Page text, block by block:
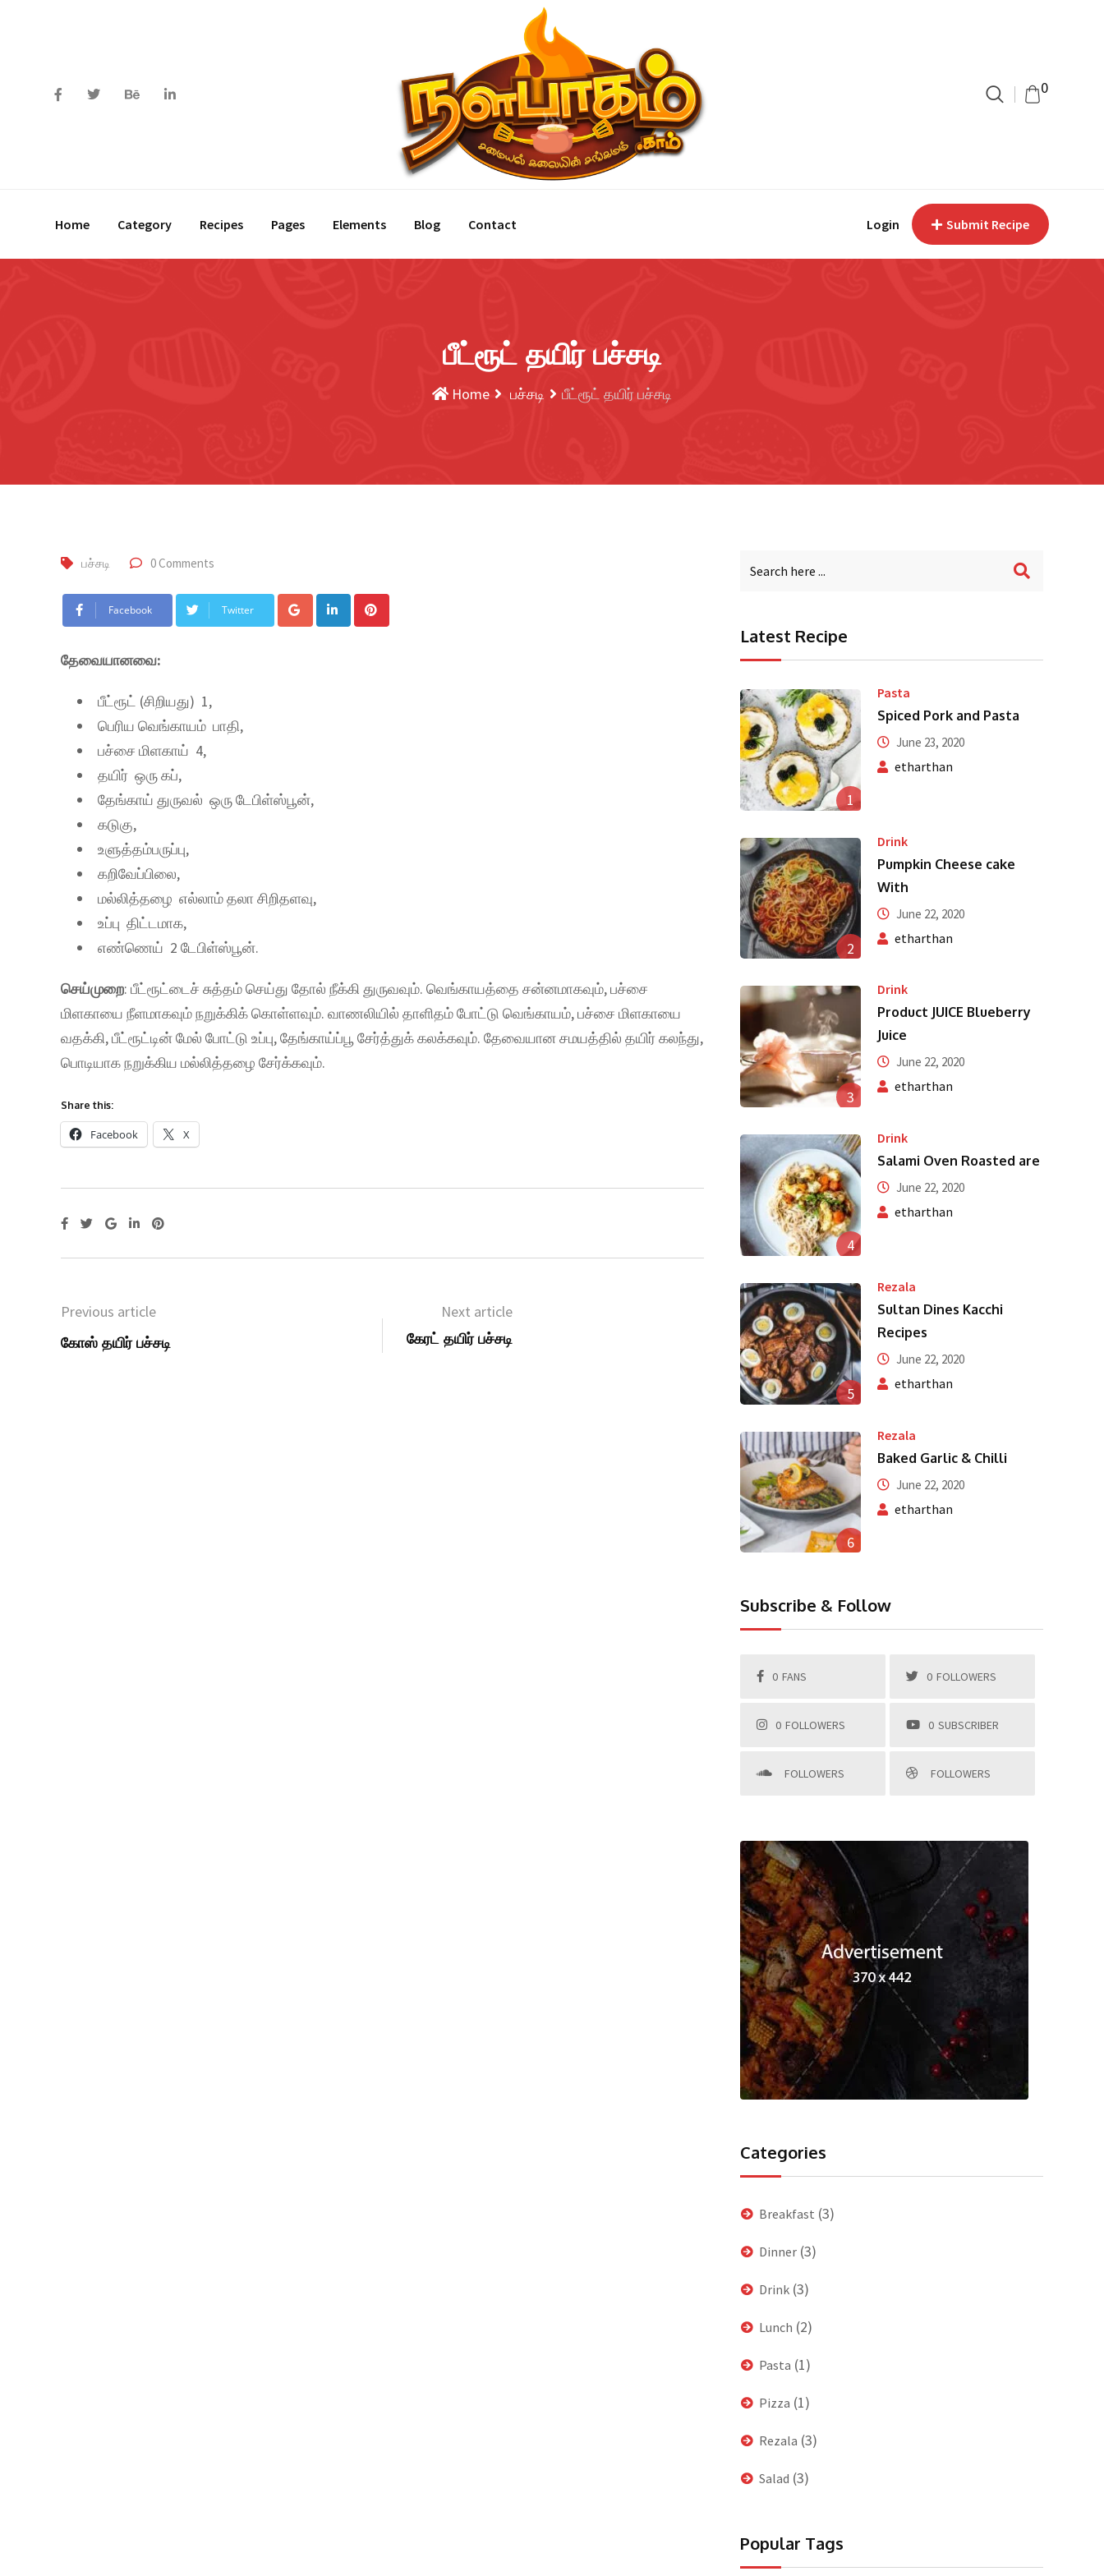
0
Home Category Recipes Pages Elements Blog Contact Login Submit Recipe
பீட்ரூட் தயிர் பச்சடி
Home பச்சடி பீட்ரூட் தயிர் பச்சடி
பச்சடி 0 Comments
Facebook Twitter
தேவையானவை:
பீட்ரூட் (சிறியது) 1,
பெரிய வெங்காயம் பாதி,
பச்சை மிளகாய் 4,
தயிர் ஒரு கப்,
தேங்காய் துருவல் ஒரு டேபிள்ஸ்பூன்,
கடுகு,
உளுத்தம்பருப்பு,
கறிவேப்பிலை,
மல்லித்தழை எல்லாம் தலா சிறிதளவு,
உப்பு திட்டமாக,
எண்ணெய் 2 டேபிள்ஸ்பூன்.
செய்முறை: பீட்ரூட்டைச் சுத்தம் செய்து தோல் நீக்கி துருவவும். வெங்காயத்தை சன்னமாகவும், பச்சை
மிளகாயை நீளமாகவும் நறுக்கிக் கொள்ளவும். வாணலியில் தாளிதம் போட்டு வெங்காயம், பச்சை மிளகாயை
வதக்கி, பீட்ரூட்டின் மேல் போட்டு உப்பு, தேங்காய்ப்பூ சேர்த்துக் கலக்கவும். தேவையான சமயத்தில் தயிர் கலந்து,
பொடியாக நறுக்கிய மல்லித்தழை சேர்க்கவும்.
Share this:
Facebook X
Previous article
கோஸ் தயிர் பச்சடி
Next article
கேரட் தயிர் பச்சடி
Latest Recipe
1
Pasta
Spiced Pork and Pasta
June 23, 2020
etharthan
2
Drink
Pumpkin Cheese cake
With
June 22, 2020
etharthan
3
Drink
Product JUICE Blueberry
Juice
June 22, 2020
etharthan
4
Drink
Salami Oven Roasted are
June 22, 2020
etharthan
5
Rezala
Sultan Dines Kacchi
Recipes
June 22, 2020
etharthan
6
Rezala
Baked Garlic & Chilli
June 22, 2020
etharthan
Subscribe & Follow
0 FANS 0 FOLLOWERS
0 FOLLOWERS 0 SUBSCRIBER
FOLLOWERS FOLLOWERS
Categories
Breakfast (3)
Dinner(3)
Drink(3)
Lunch (2)
Pasta (1)
Pizza (1)
Rezala (3)
Salad (3)
Popular Tags